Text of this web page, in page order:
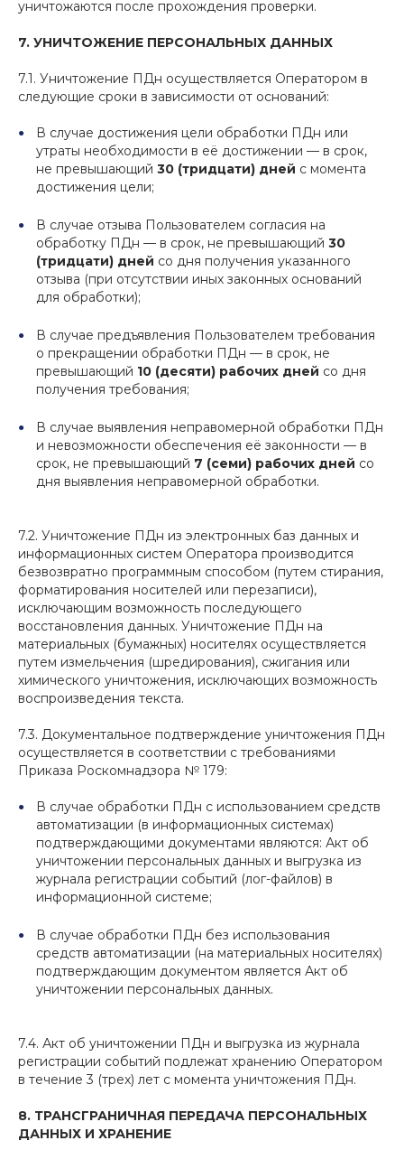
уничтожаются после прохождения проверки.
7. УНИЧТОЖЕНИЕ ПЕРСОНАЛЬНЫХ ДАННЫХ
7.1. Уничтожение ПДн осуществляется Оператором в
следующие сроки в зависимости от оснований:
В случае достижения цели обработки ПДн или
утраты необходимости в её достижении — в срок,
не превышающий 30 (тридцати) дней с момента
достижения цели;
В случае отзыва Пользователем согласия на
обработку ПДн — в срок, не превышающий 30
(тридцати) дней со дня получения указанного
отзыва (при отсутствии иных законных оснований
для обработки);
В случае предъявления Пользователем требования
о прекращении обработки ПДн — в срок, не
превышающий 10 (десяти) рабочих дней со дня
получения требования;
В случае выявления неправомерной обработки ПДн
и невозможности обеспечения её законности — в
срок, не превышающий 7 (семи) рабочих дней со
дня выявления неправомерной обработки.
7.2. Уничтожение ПДн из электронных баз данных и
информационных систем Оператора производится
безвозвратно программным способом (путем стирания,
форматирования носителей или перезаписи),
исключающим возможность последующего
восстановления данных. Уничтожение ПДн на
материальных (бумажных) носителях осуществляется
путем измельчения (шредирования), сжигания или
химического уничтожения, исключающих возможность
воспроизведения текста.
7.3. Документальное подтверждение уничтожения ПДн
осуществляется в соответствии с требованиями
Приказа Роскомнадзора № 179:
В случае обработки ПДн с использованием средств
автоматизации (в информационных системах)
подтверждающими документами являются: Акт об
уничтожении персональных данных и выгрузка из
журнала регистрации событий (лог-файлов) в
информационной системе;
В случае обработки ПДн без использования
средств автоматизации (на материальных носителях)
подтверждающим документом является Акт об
уничтожении персональных данных.
7.4. Акт об уничтожении ПДн и выгрузка из журнала
регистрации событий подлежат хранению Оператором
в течение 3 (трех) лет с момента уничтожения ПДн.
8. ТРАНСГРАНИЧНАЯ ПЕРЕДАЧА ПЕРСОНАЛЬНЫХ
ДАННЫХ И ХРАНЕНИЕ